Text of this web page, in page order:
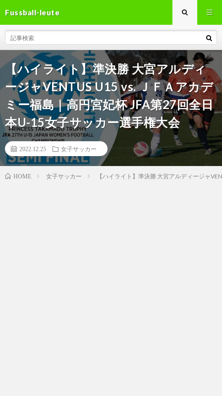
Fussball-leute
【ハイライト】準決勝 大宮アルディ
ージャVENTUS U15 vs. ＪＦＡアカデ
ミー福島｜高円宮妃杯 JFA第27回全日
本U-15女子サッカー選手権大会
2022.12.25 女子サッカー
HOME 女子サッカー 【ハイライト】準決勝 大宮アルディージャ